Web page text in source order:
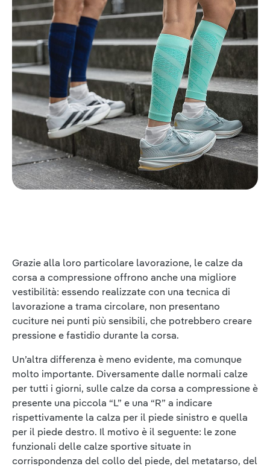
Grazie alla loro particolare lavorazione, le calze da
corsa a compressione offrono anche una migliore
vestibilità: essendo realizzate con una tecnica di
lavorazione a trama circolare, non presentano
cuciture nei punti più sensibili, che potrebbero creare
pressione e fastidio durante la corsa.
Un’altra differenza è meno evidente, ma comunque
molto importante. Diversamente dalle normali calze
per tutti i giorni, sulle calze da corsa a compressione è
presente una piccola “L” e una “R” a indicare
rispettivamente la calza per il piede sinistro e quella
per il piede destro. Il motivo è il seguente: le zone
funzionali delle calze sportive situate in
corrispondenza del collo del piede, del metatarso, del